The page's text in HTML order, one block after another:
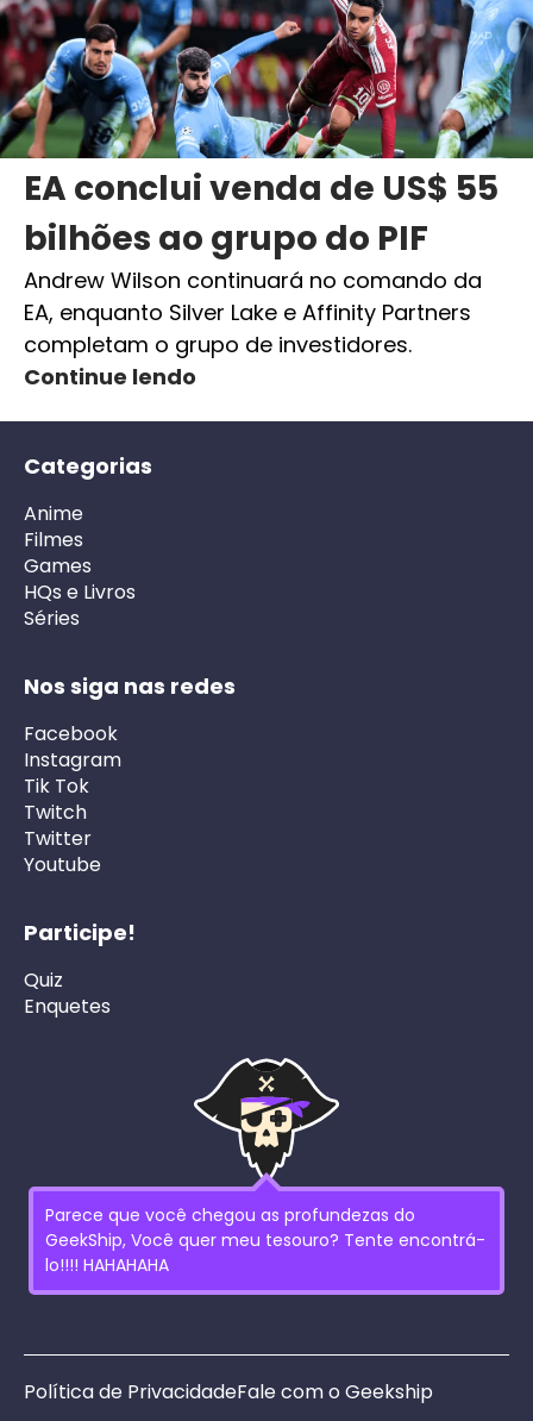
EA conclui venda de US$ 55
bilhões ao grupo do PIF
Andrew Wilson continuará no comando da
EA, enquanto Silver Lake e Affinity Partners
completam o grupo de investidores.
Continue lendo
Categorias
Anime
Filmes
Games
HQs e Livros
Séries
Nos siga nas redes
Facebook
Instagram
Tik Tok
Twitch
Twitter
Youtube
Participe!
Quiz
Enquetes
Parece que você chegou as profundezas do
GeekShip, Você quer meu tesouro? Tente encontrá-
lo!!!! HAHAHAHA
Política de PrivacidadeFale com o Geekship